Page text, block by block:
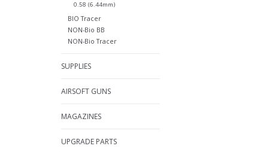
0.58 (6.44mm)
BIO Tracer
NON-Bio BB
NON-Bio Tracer
SUPPLIES
AIRSOFT GUNS
MAGAZINES
UPGRADE PARTS